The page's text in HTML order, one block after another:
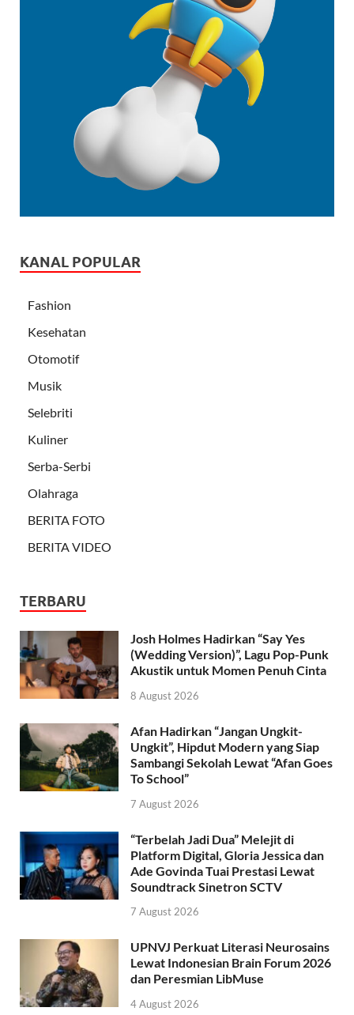
KANAL POPULAR
Fashion
Kesehatan
Otomotif
Musik
Selebriti
Kuliner
Serba-Serbi
Olahraga
BERITA FOTO
BERITA VIDEO
TERBARU
Josh Holmes Hadirkan “Say Yes
(Wedding Version)”, Lagu Pop-Punk
Akustik untuk Momen Penuh Cinta
8 August 2026
Afan Hadirkan “Jangan Ungkit-
Ungkit”, Hipdut Modern yang Siap
Sambangi Sekolah Lewat “Afan Goes
To School”
7 August 2026
“Terbelah Jadi Dua” Melejit di
Platform Digital, Gloria Jessica dan
Ade Govinda Tuai Prestasi Lewat
Soundtrack Sinetron SCTV
7 August 2026
UPNVJ Perkuat Literasi Neurosains
Lewat Indonesian Brain Forum 2026
dan Peresmian LibMuse
4 August 2026